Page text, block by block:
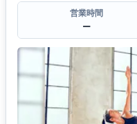
営業時間
ー